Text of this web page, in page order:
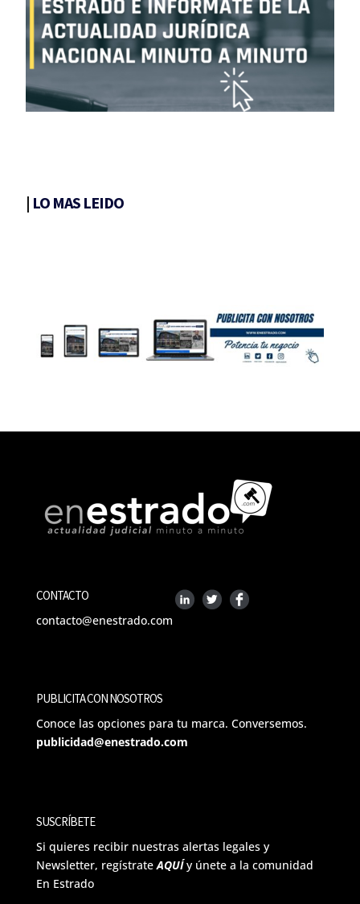
| LO MAS LEIDO
CONTACTO
contacto@enestrado.com
PUBLICITA CON NOSOTROS
Conoce las opciones para tu marca. Conversemos.
publicidad@enestrado.com
SUSCRÍBETE
Si quieres recibir nuestras alertas legales y
Newsletter, regístrateAQUÍ y únete a la comunidad
En Estrado